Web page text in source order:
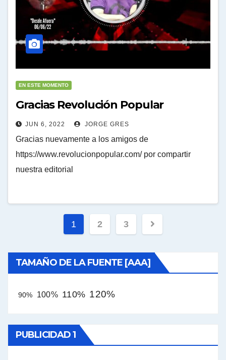
EN ESTE MOMENTO
Gracias Revolución Popular
JUN 6, 2022 JORGE GRES
Gracias nuevamente a los amigos de
https://www.revolucionpopular.com/ por compartir
nuestra editorial
Paginación
entradas
1 2 3
TAMAÑO DE LA FUENTE [AAA]
90% 100% 110% 120%
PUBLICIDAD 1